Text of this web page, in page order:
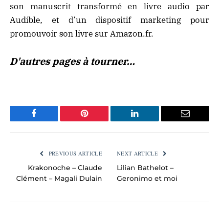
son manuscrit transformé en livre audio par
Audible, et d’un dispositif marketing pour
promouvoir son livre sur Amazon.fr.
D'autres pages à tourner…
Facebook Pinterest LinkedIn Email
PREVIOUS ARTICLE
Krakonoche – Claude
Clément – Magali Dulain
NEXT ARTICLE
Lilian Bathelot –
Geronimo et moi